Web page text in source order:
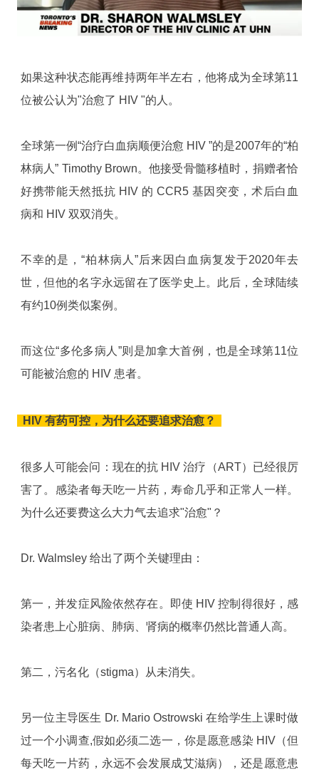
如果这种状态能再维持两年半左右，他将成为全球第11
位被公认为"治愈了 HIV "的人。
全球第一例“治疗白血病顺便治愈 HIV ”的是2007年的“柏
林病人” Timothy Brown。他接受骨髓移植时，捐赠者恰
好携带能天然抵抗 HIV 的 CCR5 基因突变，术后白血
病和 HIV 双双消失。
不幸的是，“柏林病人”后来因白血病复发于2020年去
世，但他的名字永远留在了医学史上。此后，全球陆续
有约10例类似案例。
而这位“多伦多病人”则是加拿大首例，也是全球第11位
可能被治愈的 HIV 患者。
HIV 有药可控，为什么还要追求治愈？
很多人可能会问：现在的抗 HIV 治疗（ART）已经很厉
害了。感染者每天吃一片药，寿命几乎和正常人一样。
为什么还要费这么大力气去追求"治愈"？
Dr. Walmsley 给出了两个关键理由：
第一，并发症风险依然存在。即使 HIV 控制得很好，感
染者患上心脏病、肺病、肾病的概率仍然比普通人高。
第二，污名化（stigma）从未消失。
另一位主导医生 Dr. Mario Ostrowski 在给学生上课时做
过一个小调查,假如必须二选一，你是愿意感染 HIV（但
每天吃一片药，永远不会发展成艾滋病），还是愿意患